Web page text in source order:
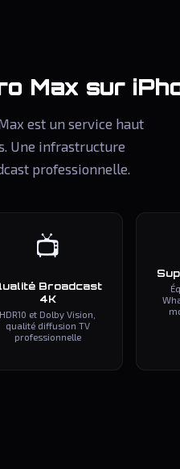
Max sur
est un service haut
Une infrastructure
professionnelle.
📺
Broadcast
4K
HDR10 et Dolby Vision,
qualité diffusion TV
professionnelle